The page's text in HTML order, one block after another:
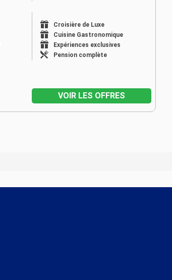
Croisière de Luxe
Cuisine Gastronomique
Expériences exclusives
Pension complète
VOIR LES OFFRES